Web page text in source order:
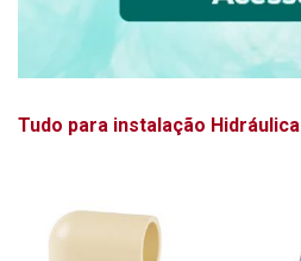
Tudo para instalação Hidráulica